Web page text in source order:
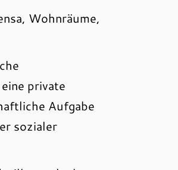
Wohnräume,
private
Aufgabe
sozialer